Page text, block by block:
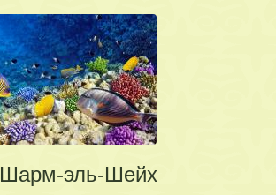
Шарм-эль-Шейх